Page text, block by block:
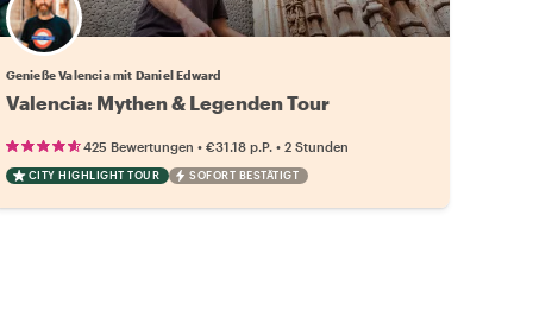
Genieße Valencia mit Daniel Edward
Valencia: Mythen & Legenden Tour
425 Bewertungen • €31.18 p.P. • 2 Stunden
CITY HIGHLIGHT TOUR SOFORT BESTÄTIGT